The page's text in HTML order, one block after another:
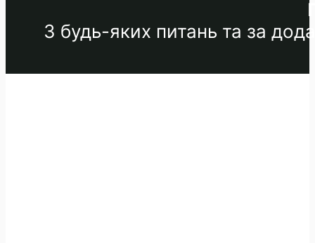
З будь-яких питань та за